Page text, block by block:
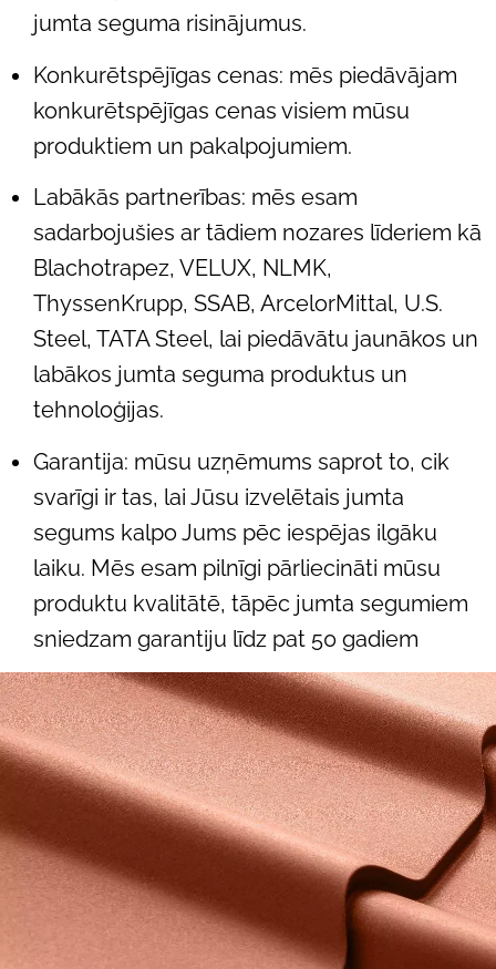
jumta seguma risinājumus.
Konkurētspējīgas cenas: mēs piedāvājam
konkurētspējīgas cenas visiem mūsu
produktiem un pakalpojumiem.
Labākās partnerības: mēs esam
sadarbojušies ar tādiem nozares līderiem kā
Blachotrapez, VELUX, NLMK,
ThyssenKrupp, SSAB, ArcelorMittal, U.S.
Steel, TATA Steel, lai piedāvātu jaunākos un
labākos jumta seguma produktus un
tehnoloģijas.
Garantija: mūsu uzņēmums saprot to, cik
svarīgi ir tas, lai Jūsu izvelētais jumta
segums kalpo Jums pēc iespējas ilgāku
laiku. Mēs esam pilnīgi pārliecināti mūsu
produktu kvalitātē, tāpēc jumta segumiem
sniedzam garantiju līdz pat 50 gadiem